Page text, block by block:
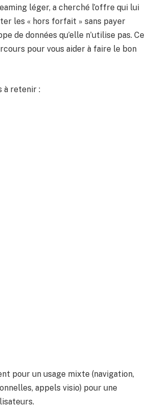
léger, a cherché l’offre qui lui
les « hors forfait » sans payer
de données qu’elle n’utilise pas. Ce
pour vous aider à faire le bon
à retenir :
pour un usage mixte (navigation,
appels visio) pour une